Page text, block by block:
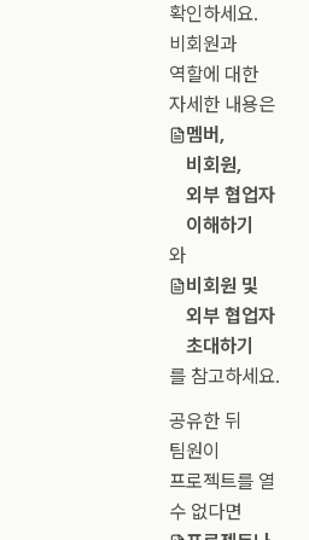
확인하세요.
비회원과
역할에 대한
자세한 내용은
멤버,
비회원,
외부 협업자
이해하기
와
비회원 및
외부 협업자
초대하기
를 참고하세요.
공유한 뒤
팀원이
프로젝트를 열
수 없다면